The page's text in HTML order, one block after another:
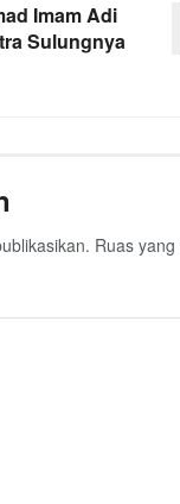
Imam Adi
Sulungnya
Ruas